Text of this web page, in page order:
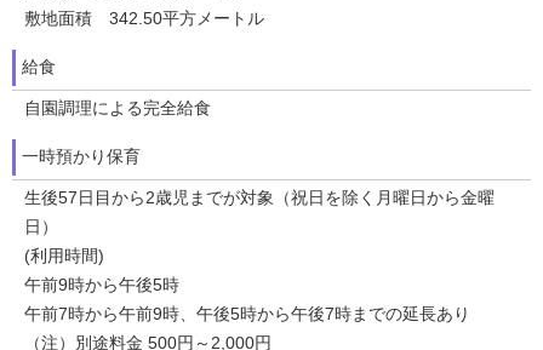
敷地面積 342.50平方メートル
給食
自園調理による完全給食
一時預かり保育
生後57日目から2歳児までが対象（祝日を除く月曜日から金曜
日）
(利用時間)
午前9時から午後5時
午前7時から午前9時、午後5時から午後7時までの延長あり
（注）別途料金 500円～2,000円